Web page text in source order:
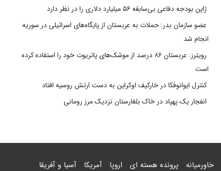
ژاپن بودجه دفاعی بی‌سابقه ۵۶ میلیارد دلاری را در نظر دارد
عضو سازمان بدر: حملات به عربستان از پایگاه‌های اسرائیلی در سوریه
انجام شد
رویترز: عربستان ۸۶ درصد از موشک‌های پاتریوت خود را استفاده کرده
است
کنترل ایوانوفکا در خارکیف اوکراین به دست ارتش روسیه افتاد
انفجار یک پهپاد در خاک بلغارستان نزدیک مرز رومانی
خاورمیانه پرونده هسته ای اروپا آمریکا آسیا و آفریقا